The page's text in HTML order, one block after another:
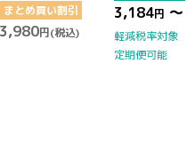
まとめ買い割引
円(税込)
3,184円
軽減税率対象
定期便可能